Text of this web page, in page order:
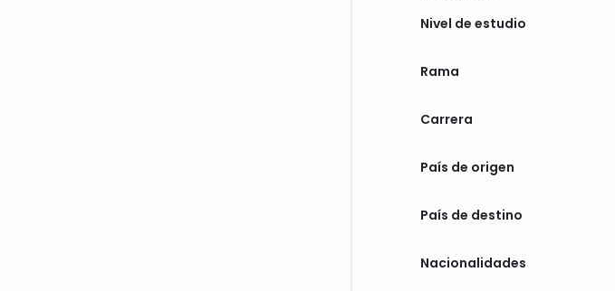
Nivel de estudio
Rama
Carrera
País de origen
País de destino
Nacionalidades